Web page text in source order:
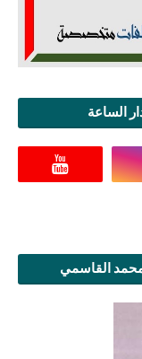
الساعة
محمد القاسمي